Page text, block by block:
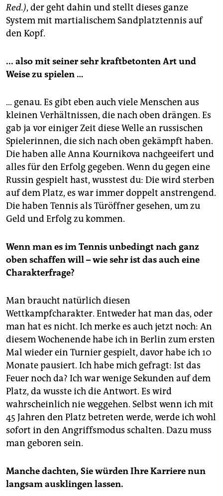
Red.), der geht dahin und stellt dieses ganze
System mit martialischem Sandplatztennis auf
den Kopf.
... also mit seiner sehr kraftbetonten Art und
Weise zu spielen …
... genau. Es gibt eben auch viele Menschen aus
kleinen Verhältnissen, die nach oben drängen. Es
gab ja vor einiger Zeit diese Welle an russischen
Spielerinnen, die sich nach oben gekämpft haben.
Die haben alle Anna Kournikova nachgeeifert und
alles für den Erfolg gegeben. Wenn du gegen eine
Russin gespielt hast, wusstest du: Die wird sterben
auf dem Platz, es war immer doppelt anstrengend.
Die haben Tennis als Türöffner gesehen, um zu
Geld und Erfolg zu kommen.
Wenn man es im Tennis unbedingt nach ganz
oben schaffen will – wie sehr ist das auch eine
Charakterfrage?
Man braucht natürlich diesen
Wettkampfcharakter. Entweder hat man das, oder
man hat es nicht. Ich merke es auch jetzt noch: An
diesem Wochenende habe ich in Berlin zum ersten
Mal wieder ein Turnier gespielt, davor habe ich 10
Monate pausiert. Ich habe mich gefragt: Ist das
Feuer noch da? Ich war wenige Sekunden auf dem
Platz, da wusste ich die Antwort. Es wird
wahrscheinlich nie weggehen. Selbst wenn ich mit
45 Jahren den Platz betreten werde, werde ich wohl
sofort in den Angriffsmodus schalten. Dazu muss
man geboren sein.
Manche dachten, Sie würden Ihre Karriere nun
langsam ausklingen lassen.